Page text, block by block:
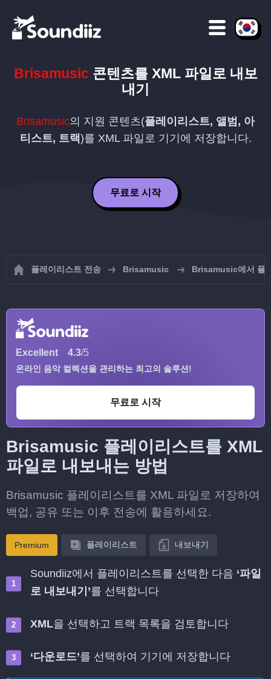
Brisamusic 콘텐츠를 XML파일로 내보
내기
Brisamusic의 지원 콘텐츠(플레이리스트, 앨범, 아
티스트, 트랙)를 XML파일로 기기에 저장합니다.
무료로 시작
플레이리스트 전송 Brisamusic Brisamusic에서 플
Excellent 4.3/5
온라인 음악 컬렉션을 관리하는 최고의 솔루션!
무료로 시작
Brisamusic 플레이리스트를 XML
파일로 내보내는 방법
Brisamusic 플레이리스트를 XML 파일로 저장하여
백업, 공유 또는 이후 전송에 활용하세요.
Premium 플레이리스트 내보내기
Soundiiz에서 플레이리스트를 선택한 다음 ‘파일
로 내보내기’를 선택합니다
XML을 선택하고 트랙 목록을 검토합니다
‘다운로드’를 선택하여 기기에 저장합니다